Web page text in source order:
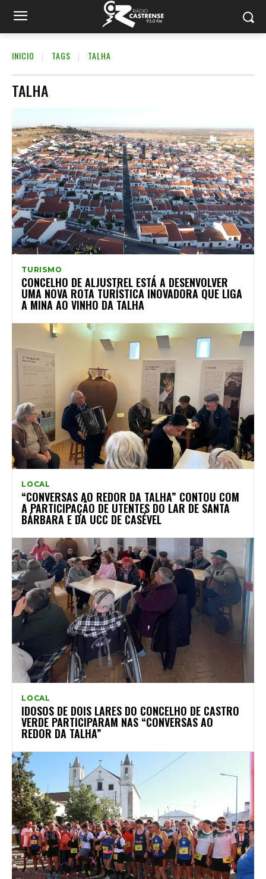
INICIO TAGS TALHA
TALHA
TURISMO
CONCELHO DE ALJUSTREL ESTÁ A DESENVOLVER
UMA NOVA ROTA TURÍSTICA INOVADORA QUE LIGA
A MINA AO VINHO DA TALHA
LOCAL
“CONVERSAS AO REDOR DA TALHA” CONTOU COM
A PARTICIPAÇÃO DE UTENTES DO LAR DE SANTA
BÁRBARA E DA UCC DE CASÉVEL
LOCAL
IDOSOS DE DOIS LARES DO CONCELHO DE CASTRO
VERDE PARTICIPARAM NAS “CONVERSAS AO
REDOR DA TALHA”